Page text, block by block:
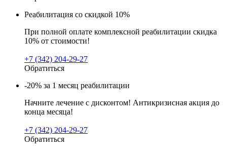
Реабилитация со скидкой 10%
При полной оплате комплексной реабилитации скидка
10% от стоимости!
+7 (342) 204-29-27
Обратиться
-20% за 1 месяц реабилитации
Начните лечение с дисконтом! Антикризисная акция до
конца месяца!
+7 (342) 204-29-27
Обратиться